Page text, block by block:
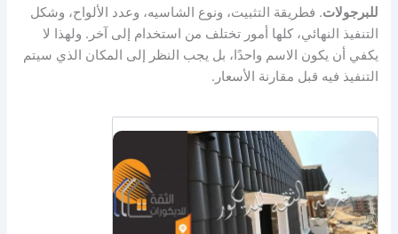
للبرجولات. فطريقة التثبيت، ونوع الشاسيه، وعدد الألواح، وشكل
التنفيذ النهائي، كلها أمور تختلف من استخدام إلى آخر. ولهذا لا
يكفي أن يكون الاسم واحدًا، بل يجب النظر إلى المكان الذي سيتم
التنفيذ فيه قبل مقارنة الأسعار.